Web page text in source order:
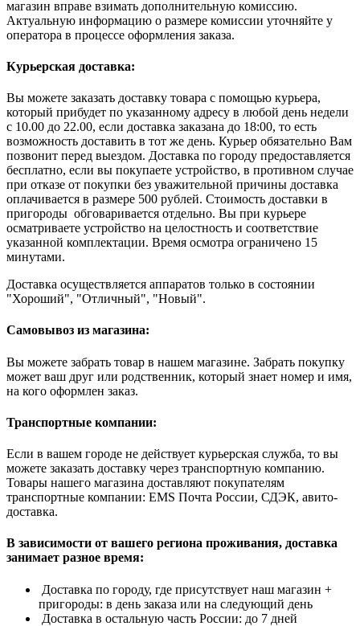
магазин вправе взимать дополнительную комиссию.
Актуальную информацию о размере комиссии уточняйте у
оператора в процессе оформления заказа.
Курьерская доставка:
Вы можете заказать доставку товара с помощью курьера,
который прибудет по указанному адресу в любой день недели
с 10.00 до 22.00, если доставка заказана до 18:00, то есть
возможность доставить в тот же день. Курьер обязательно Вам
позвонит перед выездом. Доставка по городу предоставляется
бесплатно, если вы покупаете устройство, в противном случае
при отказе от покупки без уважительной причины доставка
оплачивается в размере 500 рублей. Стоимость доставки в
пригороды обговаривается отдельно. Вы при курьере
осматриваете устройство на целостность и соответствие
указанной комплектации. Время осмотра ограничено 15
минутами.
Доставка осуществляется аппаратов только в состоянии
"Хороший", "Отличный", "Новый".
Самовывоз из магазина:
Вы можете забрать товар в нашем магазине. Забрать покупку
может ваш друг или родственник, который знает номер и имя,
на кого оформлен заказ.
Транспортные компании:
Если в вашем городе не действует курьерская служба, то вы
можете заказать доставку через транспортную компанию.
Товары нашего магазина доставляют покупателям
транспортные компании: EMS Почта России, СДЭК, авито-
доставка.
В зависимости от вашего региона проживания, доставка
занимает разное время:
Доставка по городу, где присутствует наш магазин +
пригороды: в день заказа или на следующий день
Доставка в остальную часть России: до 7 дней